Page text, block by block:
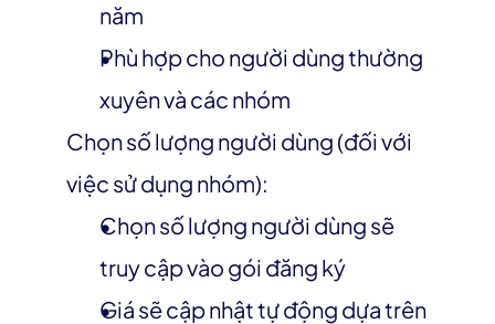
năm
Phù hợp cho người dùng thường
xuyên và các nhóm
Chọn số lượng người dùng (đối với
việc sử dụng nhóm):
Chọn số lượng người dùng sẽ
truy cập vào gói đăng ký
Giá sẽ cập nhật tự động dựa trên